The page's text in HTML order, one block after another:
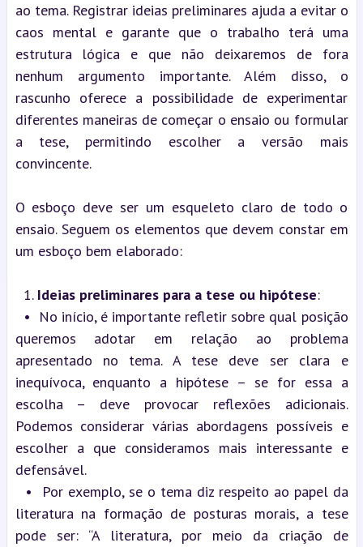
ao tema. Registrar ideias preliminares ajuda a evitar o
caos mental e garante que o trabalho terá uma
estrutura lógica e que não deixaremos de fora
nenhum argumento importante. Além disso, o
rascunho oferece a possibilidade de experimentar
diferentes maneiras de começar o ensaio ou formular
a tese, permitindo escolher a versão mais
convincente.
O esboço deve ser um esqueleto claro de todo o
ensaio. Seguem os elementos que devem constar em
um esboço bem elaborado:
1. Ideias preliminares para a tese ou hipótese:
•  No início, é importante refletir sobre qual posição
queremos adotar em relação ao problema
apresentado no tema. A tese deve ser clara e
inequívoca, enquanto a hipótese – se for essa a
escolha – deve provocar reflexões adicionais.
Podemos considerar várias abordagens possíveis e
escolher a que consideramos mais interessante e
defensável.
•  Por exemplo, se o tema diz respeito ao papel da
literatura na formação de posturas morais, a tese
pode ser: “A literatura, por meio da criação de